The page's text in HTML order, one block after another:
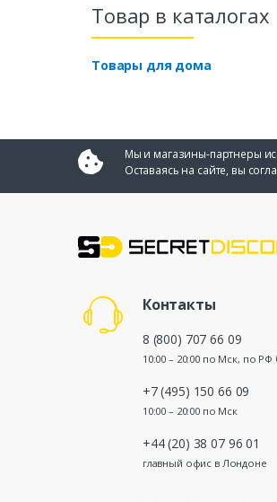
Товар в каталогах
Товары для дома
Мы и магазины-партнеры
Оставаясь на сайте, вы
Контакты
8 (800) 707 66 09
10:00 – 20:00 по Мск, по РФ
+7 (495) 150 66 09
10:00 – 20:00 по Мск
+44 (20) 38 07 96 01
главный офис в Лондоне